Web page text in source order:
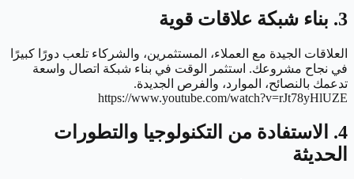
3. بناء شبكة علاقات قوية
العلاقات الجيدة مع العملاء، المستثمرين، والشركاء تلعب دورًا كبيرًا
في نجاح مشروعك. استثمر الوقت في بناء شبكة اتصال واسعة
تدعمك بالنصائح، الموارد، والفرص الجديدة.
https://www.youtube.com/watch?v=rJt78yHlUZE
4. الاستفادة من التكنولوجيا والتطورات
الحديثة